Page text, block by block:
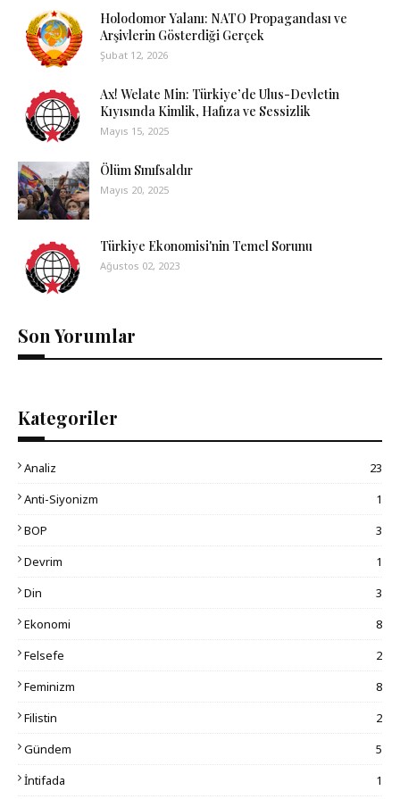
Holodomor Yalanı: NATO Propagandası ve
Arşivlerin Gösterdiği Gerçek
Şubat 12, 2026
Ax! Welate Min: Türkiye’de Ulus-Devletin
Kıyısında Kimlik, Hafıza ve Sessizlik
Mayıs 15, 2025
Ölüm Sınıfsaldır
Mayıs 20, 2025
Türkiye Ekonomisi'nin Temel Sorunu
Ağustos 02, 2023
Son Yorumlar
Kategoriler
Analiz
23
Anti-Siyonizm
1
BOP
3
Devrim
1
Din
3
Ekonomi
8
Felsefe
2
Feminizm
8
Filistin
2
Gündem
5
İntifada
1